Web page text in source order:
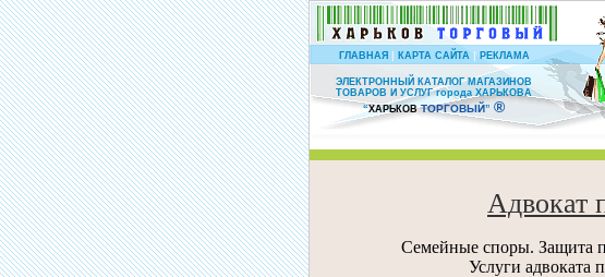
ГЛАВНАЯ| КАРТА САЙТА | РЕКЛАМА
ЭЛЕКТРОННЫЙ КАТАЛОГ МАГАЗИНОВ
ТОВАРОВ И УСЛУГ города ХАРЬКОВА
“ХАРЬКОВ ТОРГОВЫЙ” ®
Адвокат
Семейные споры. Защита
Услуги